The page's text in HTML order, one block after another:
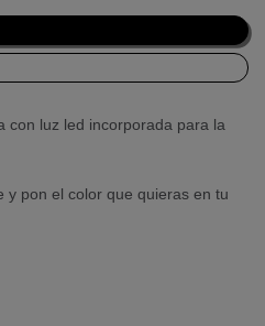
con luz led incorporada para la
y pon el color que quieras en tu